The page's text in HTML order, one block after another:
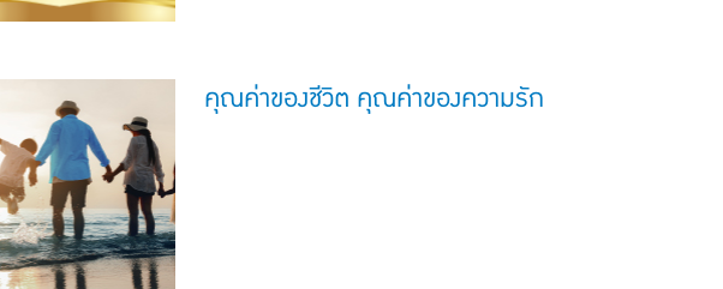
คุณค่าของชีวิต คุณค่าของความรัก